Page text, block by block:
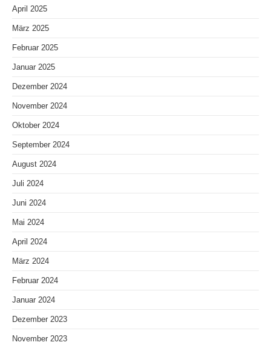
April 2025
März 2025
Februar 2025
Januar 2025
Dezember 2024
November 2024
Oktober 2024
September 2024
August 2024
Juli 2024
Juni 2024
Mai 2024
April 2024
März 2024
Februar 2024
Januar 2024
Dezember 2023
November 2023